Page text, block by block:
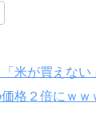
「米が買えな
格２倍にｗｗ